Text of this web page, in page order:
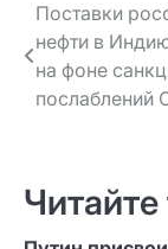
по
Поставки
нефти в
на фоне
послаблений